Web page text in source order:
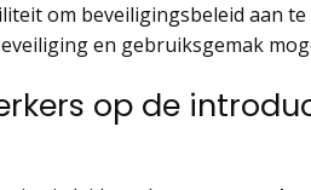
om beveiligingsbeleid aan
en gebruiksgemak
op de